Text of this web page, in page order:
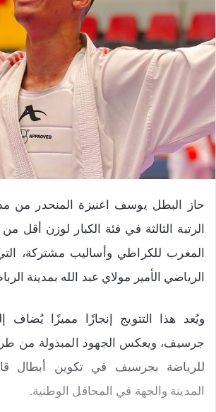
حاز البطل يوسف اعنيزة المنحدر من
المغرب للكراطي وأساليب مشتركة،
الرياضي الأمير مولاي عبد الله بمدينة
ويُعد هذا التتويج إنجازًا مميزًا
جرسيف، ويعكس الجهود المبذولة من
للرياضة بجرسيف في تكوين أبطال
المدينة والجهة في المحافل الوطنية.